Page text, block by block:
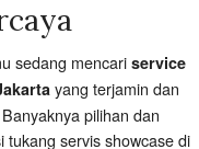
sedang mencari service
yang terjamin dan
pilihan dan
tukang servis showcase di